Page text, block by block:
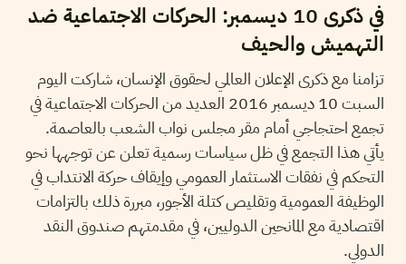
في ذكرى 10 ديسمبر: الحركات الاجتماعية ضد
التهميش والحيف
تزامنا مع ذكرى الإعلان العالمي لحقوق الإنسان، شاركت اليوم
السبت 10 ديسمبر 2016 العديد من الحركات الاجتماعية في
تجمع احتجاجي أمام مقر مجلس نواب الشعب بالعاصمة.
يأتي هذا التجمع في ظل سياسات رسمية تعلن عن توجهها نحو
التحكم في نفقات الاستثمار العمومي وإيقاف حركة الانتداب في
الوظيفة العمومية وتقليص كتلة الأجور، مبررة ذلك بالتزامات
اقتصادية مع المانحين الدوليين، في مقدمتهم صندوق النقد
الدولي.